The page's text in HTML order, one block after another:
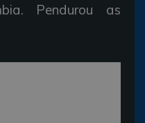
Pendurou as